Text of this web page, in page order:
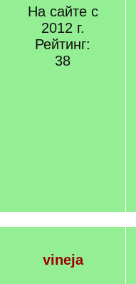
На сайте с
2012 г.
Рейтинг:
38
vineja